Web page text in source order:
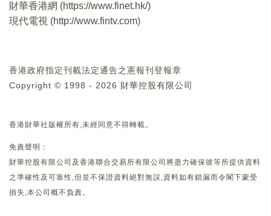
財華香港網 (https://www.finet.hk/)
現代電視 (http://www.fintv.com)
香港政府指定刊載法定通告之憲報刊登報章
Copyright © 1998 - 2026 財華控股有限公司
香港財華社版權所有,未經同意不得轉載。
免責聲明：
財華控股有限公司及香港聯合交易所有限公司將盡力確保彼等所提供資料
之準確性及可靠性,但並不保證資料絕對無誤,資料如有錯漏而令閣下蒙受
損失,本公司概不負責。